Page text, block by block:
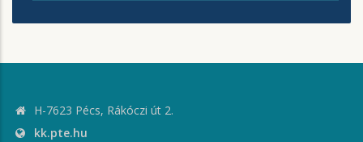
H-7623 Pécs, Rákóczi út 2.
kk.pte.hu